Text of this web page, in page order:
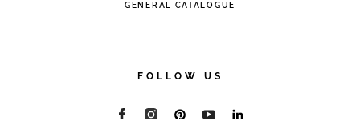
GENERAL CATALOGUE
FOLLOW US